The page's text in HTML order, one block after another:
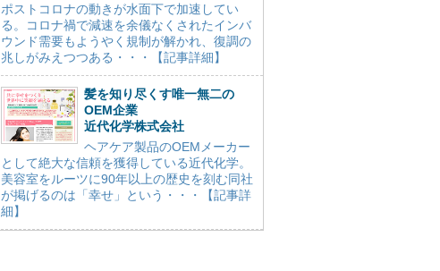
ポストコロナの動きが水面下で加速してい
る。コロナ禍で減速を余儀なくされたインバ
ウンド需要もようやく規制が解かれ、復調の
兆しがみえつつある・・・【記事詳細】
髪を知り尽くす唯一無二の
OEM企業
近代化学株式会社
ヘアケア製品のOEMメーカー
として絶大な信頼を獲得している近代化学。
美容室をルーツに90年以上の歴史を刻む同社
が掲げるのは「幸せ」という・・・【記事詳
細】